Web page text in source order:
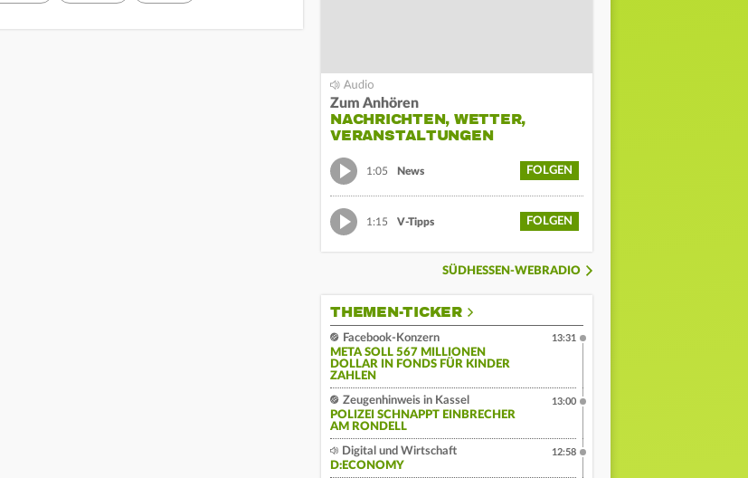
Zum Anhören
NACHRICHTEN, WETTER,
VERANSTALTUNGEN
1:05 News FOLGEN
1:15 V-Tipps FOLGEN
SÜDHESSEN-WEBRADIO
THEMEN-TICKER
Facebook-Konzern
META SOLL 567 MILLIONEN
DOLLAR IN FONDS FÜR KINDER
ZAHLEN
13:31
Zeugenhinweis in Kassel
POLIZEI SCHNAPPT EINBRECHER
AM RONDELL
13:00
Digital und Wirtschaft
D:ECONOMY
12:58